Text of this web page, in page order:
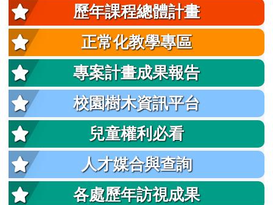
歷年課程總體計畫
正常化教學專區
專案計畫成果報告
校園樹木資訊平台
兒童權利必看
人才媒合與查詢
各處歷年訪視成果